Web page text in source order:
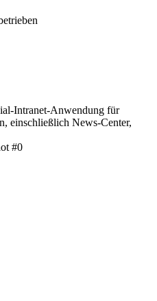
Intranet-Anwendung für
einschließlich News-Center,